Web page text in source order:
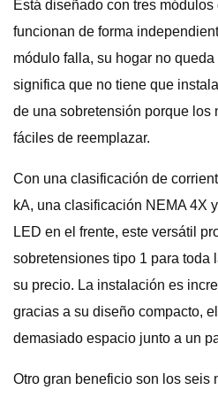
Está diseñado con tres
funcionan de forma
módulo falla, su hogar no
significa que no tiene que
de una sobretensión porque los
fáciles de reemplazar.
Con una clasificación de
kA, una clasificación NEMA 4X
LED en el frente, este versátil
sobretensiones tipo 1 para toda
su precio. La instalación es
gracias a su diseño compacto,
demasiado espacio junto a un
Otro gran beneficio son los seis